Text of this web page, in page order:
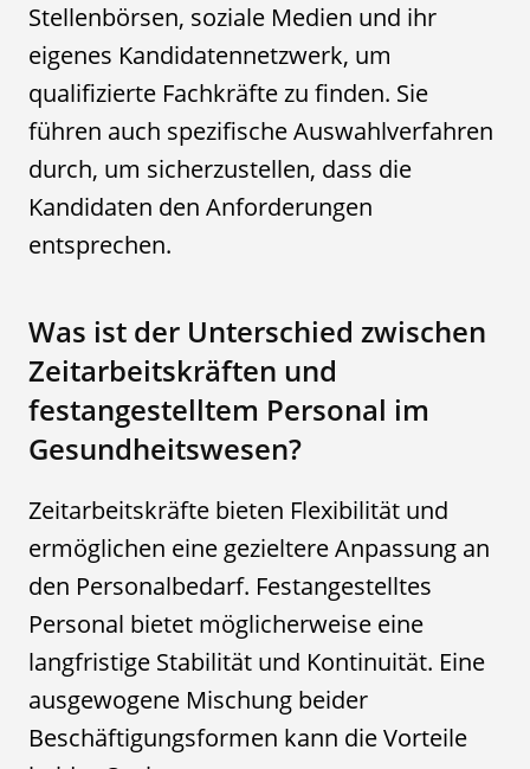
Stellenbörsen, soziale Medien und ihr
eigenes Kandidatennetzwerk, um
qualifizierte Fachkräfte zu finden. Sie
führen auch spezifische Auswahlverfahren
durch, um sicherzustellen, dass die
Kandidaten den Anforderungen
entsprechen.
Was ist der Unterschied zwischen
Zeitarbeitskräften und
festangestelltem Personal im
Gesundheitswesen?
Zeitarbeitskräfte bieten Flexibilität und
ermöglichen eine gezieltere Anpassung an
den Personalbedarf. Festangestelltes
Personal bietet möglicherweise eine
langfristige Stabilität und Kontinuität. Eine
ausgewogene Mischung beider
Beschäftigungsformen kann die Vorteile